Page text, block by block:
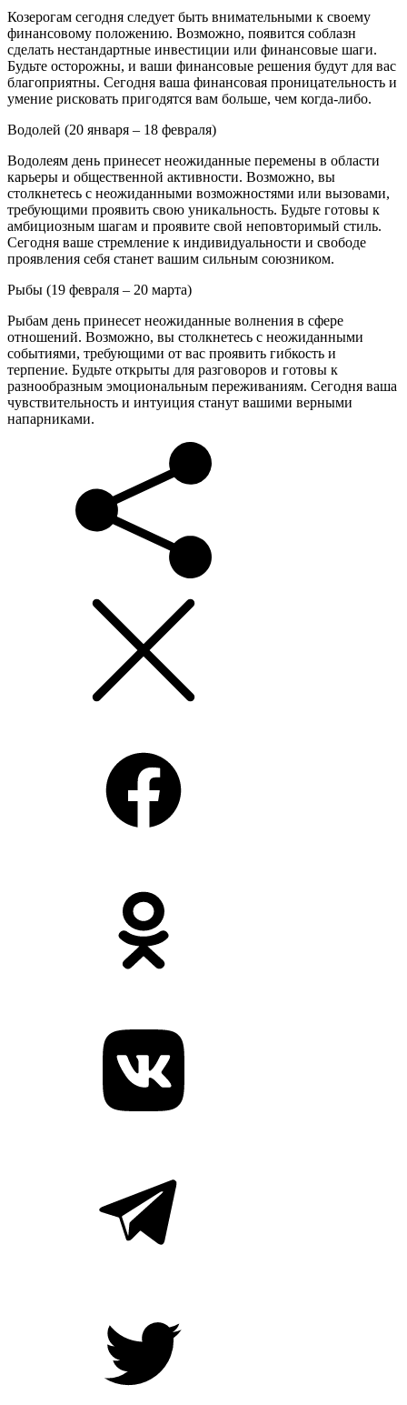
Козерогам сегодня следует быть внимательными к своему
финансовому положению. Возможно, появится соблазн
сделать нестандартные инвестиции или финансовые шаги.
Будьте осторожны, и ваши финансовые решения будут для вас
благоприятны. Сегодня ваша финансовая проницательность и
умение рисковать пригодятся вам больше, чем когда-либо.
Водолей (20 января – 18 февраля)
Водолеям день принесет неожиданные перемены в области
карьеры и общественной активности. Возможно, вы
столкнетесь с неожиданными возможностями или вызовами,
требующими проявить свою уникальность. Будьте готовы к
амбициозным шагам и проявите свой неповторимый стиль.
Сегодня ваше стремление к индивидуальности и свободе
проявления себя станет вашим сильным союзником.
Рыбы (19 февраля – 20 марта)
Рыбам день принесет неожиданные волнения в сфере
отношений. Возможно, вы столкнетесь с неожиданными
событиями, требующими от вас проявить гибкость и
терпение. Будьте открыты для разговоров и готовы к
разнообразным эмоциональным переживаниям. Сегодня ваша
чувствительность и интуиция станут вашими верными
напарниками.